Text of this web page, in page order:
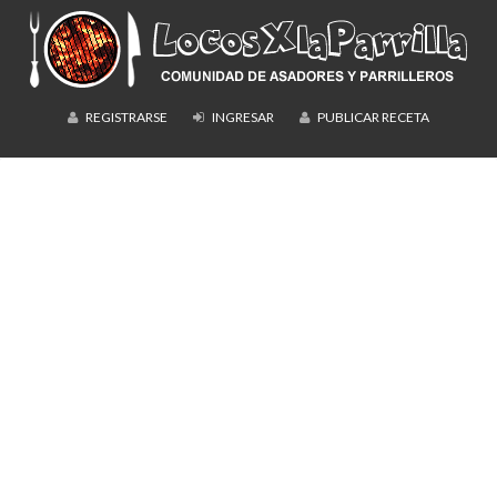
REGISTRARSE INGRESAR PUBLICAR RECETA